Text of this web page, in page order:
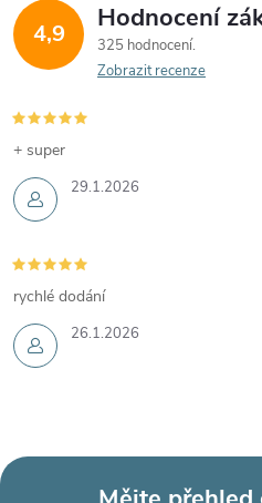
4,9 Hodnocení
325 hodnocení
Zobrazit recenze
29.1.2026
+ super
26.1.2026
rychlé dodání